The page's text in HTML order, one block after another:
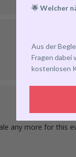
any more for this
🌟 Welcher
Aus der
Fragen dabei
kostenlosen